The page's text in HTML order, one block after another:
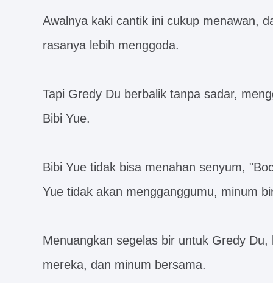
Awalnya kaki cantik ini cukup menawan,
rasanya lebih menggoda.
Tapi Gredy Du berbalik tanpa sadar,
Bibi Yue.
Bibi Yue tidak bisa menahan senyum,
Yue tidak akan mengganggumu, minum
Menuangkan segelas bir untuk Gredy
mereka, dan minum bersama.